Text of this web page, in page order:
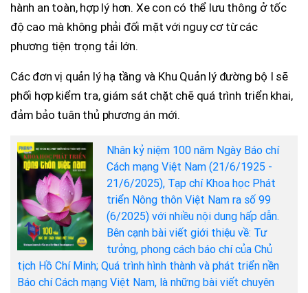
hành an toàn, hợp lý hơn. Xe con có thể lưu thông ở tốc
độ cao mà không phải đối mặt với nguy cơ từ các
phương tiện trọng tải lớn.
Các đơn vị quản lý hạ tầng và Khu Quản lý đường bộ I sẽ
phối hợp kiểm tra, giám sát chặt chẽ quá trình triển khai,
đảm bảo tuân thủ phương án mới.
Nhân kỷ niệm 100 năm Ngày Báo chí
Cách mạng Việt Nam (21/6/1925 -
21/6/2025), Tạp chí Khoa học Phát
triển Nông thôn Việt Nam ra số 99
(6/2025) với nhiều nội dung hấp dẫn.
Bên cạnh bài viết giới thiệu về: Tư
tưởng, phong cách báo chí của Chủ
tịch Hồ Chí Minh; Quá trình hình thành và phát triển nền
Báo chí Cách mạng Việt Nam, là những bài viết chuyên